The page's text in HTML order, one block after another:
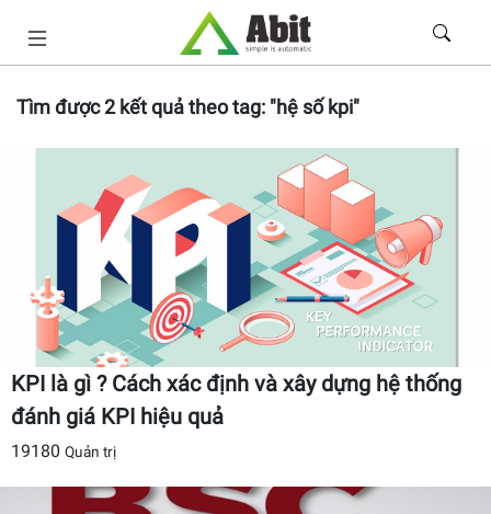
Tìm được2kết quả theo tag: "hệ số kpi"
KPI là gì ? Cách xác định và xây dựng hệ thống
đánh giá KPI hiệu quả
19180 Quản trị